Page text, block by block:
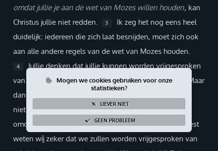
omdat jullie je aan de wet van Mozes willen houden, kan
Christus jullie niet redden.
3
Ik zeg het nog eens heel
duidelijk: iedereen die zich laat besnijden, moet zich ook
aan alle andere regels van de wet van Mozes houden.
4
Jullie denken dat jullie kunnen worden vrijgesproken
van schuld door je aan de wet van Mozes te houden. Maar
dan hebben jullie niets aan Christus! Want Hij vergeeft
niet omdat je dat verdient met je goede gedrag, maar
omdat je op Hem vertrouwt.
5
Maar door Gods Geest
weten wíj zeker dat we zullen worden vrijgesproken van
Mogen we cookies gebruiken voor onze
statistieken?
LIEVER NIET
GEEN PROBLEEM